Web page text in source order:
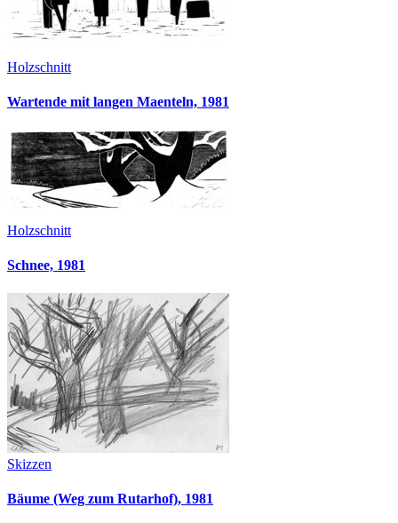
Holzschnitt
Wartende mit langen Maenteln, 1981
Holzschnitt
Schnee, 1981
Skizzen
Bäume (Weg zum Rutarhof), 1981